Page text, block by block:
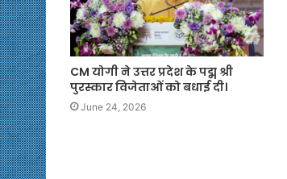
CM योगी ने उत्तर प्रदेश के पद्म श्री
पुरस्कार विजेताओं को बधाई दी।
June 24, 2026